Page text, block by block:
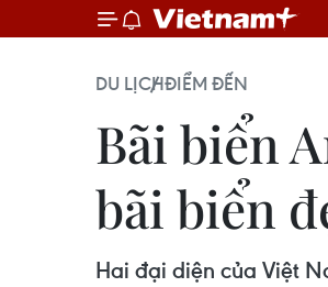
DU LỊCHĐIỂM ĐẾN
Bãi biển
bãi biển
Hai đại diện của Việt